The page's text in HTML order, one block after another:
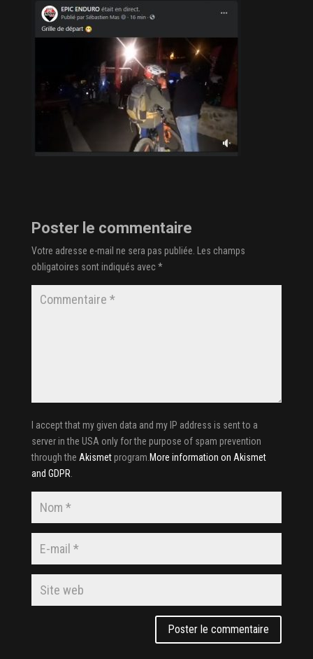
Poster le commentaire
Votre adresse e-mail ne sera pas publiée. Les champs
obligatoires sont indiqués avec*
I accept that my given data and my IP address is sent to a
server in the USA only for the purpose of spam prevention
through the Akismetprogram. More information on Akismet
and GDPR